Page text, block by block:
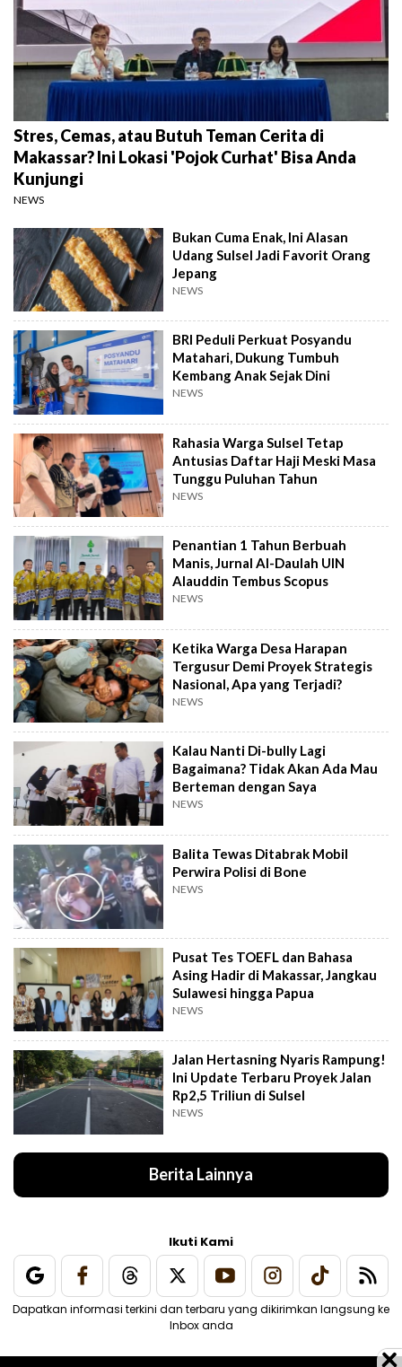
Stres, Cemas, atau Butuh Teman Cerita di
Makassar? Ini Lokasi 'Pojok Curhat' Bisa Anda
Kunjungi
NEWS
Bukan Cuma Enak, Ini Alasan
Udang Sulsel Jadi Favorit Orang
Jepang
NEWS
BRI Peduli Perkuat Posyandu
Matahari, Dukung Tumbuh
Kembang Anak Sejak Dini
NEWS
Rahasia Warga Sulsel Tetap
Antusias Daftar Haji Meski Masa
Tunggu Puluhan Tahun
NEWS
Penantian 1 Tahun Berbuah
Manis, Jurnal Al-Daulah UIN
Alauddin Tembus Scopus
NEWS
Ketika Warga Desa Harapan
Tergusur Demi Proyek Strategis
Nasional, Apa yang Terjadi?
NEWS
Kalau Nanti Di-bully Lagi
Bagaimana? Tidak Akan Ada Mau
Berteman dengan Saya
NEWS
Balita Tewas Ditabrak Mobil
Perwira Polisi di Bone
NEWS
Pusat Tes TOEFL dan Bahasa
Asing Hadir di Makassar, Jangkau
Sulawesi hingga Papua
NEWS
Jalan Hertasning Nyaris Rampung!
Ini Update Terbaru Proyek Jalan
Rp2,5 Triliun di Sulsel
NEWS
Berita Lainnya
Ikuti Kami
Dapatkan informasi terkini dan terbaru yang dikirimkan langsung ke
Inbox anda